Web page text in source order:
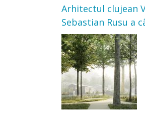
Arhitectul clujean
Sebastian Rusu a
concursul pentru
transformarea
Casei Universitarilor